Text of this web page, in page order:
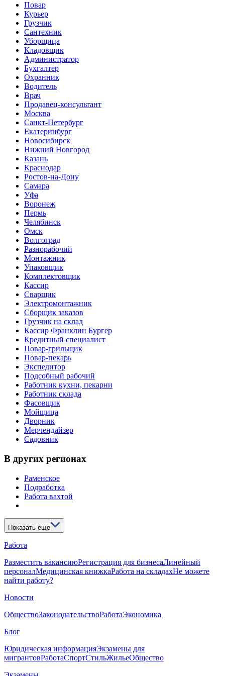
Повар
Курьер
Грузчик
Сантехник
Уборщица
Кладовщик
Администратор
Бухгалтер
Охранник
Водитель
Врач
Продавец-консультант
Москва
Санкт-Петербург
Екатеринбург
Новосибирск
Нижний Новгород
Казань
Краснодар
Ростов-на-Дону
Самара
Уфа
Воронеж
Пермь
Челябинск
Омск
Волгоград
Разнорабочий
Монтажник
Упаковщик
Комплектовщик
Кассир
Сварщик
Электромонтажник
Сборщик заказов
Грузчик на склад
Кассир Франклин Бургер
Кредитный специалист
Повар-грильщик
Повар-пекарь
Экспедитор
Подсобный рабочий
Работник кухни, пекарни
Работник склада
Фасовщик
Мойщица
Дворник
Мерчендайзер
Садовник
В других регионах
Раменское
Подработка
Работа вахтой
Показать еще
Работа
Разместить вакансиюРегистрация для бизнесаЛинейный
персоналМедицинская книжкаРабота на складахНе можете
найти работу?
Новости
ОбществоЗаконодательствоРаботаЭкономика
Блог
Юридическая информацияЭкзамены для
мигрантовРаботаСпортСтильЖильеОбщество